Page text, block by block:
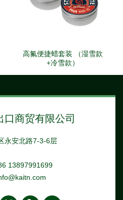
高氟便捷蜡套装 （湿雪款
+冷雪款）
口商贸有限公司
永安北路7-3-6层
13897991699